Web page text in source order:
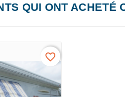
QUI ONT ACHETÉ
favorite_border